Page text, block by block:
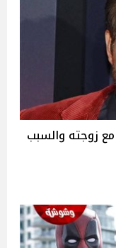
مع زوجته والسبب